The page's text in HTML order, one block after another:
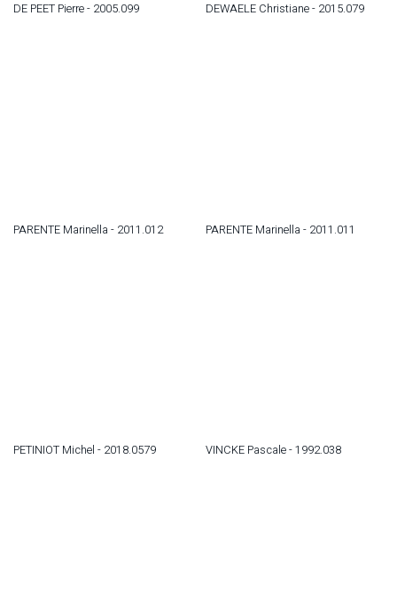
DE PEET Pierre - 2005.099 DEWAELE Christiane - 2015.079
PARENTE Marinella - 2011.012 PARENTE Marinella - 2011.011
PETINIOT Michel - 2018.0579 VINCKE Pascale - 1992.038